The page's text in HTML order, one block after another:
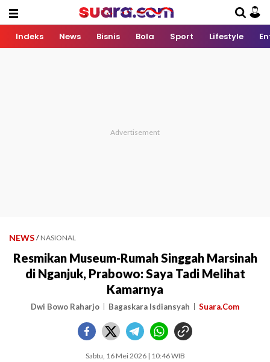
Indeks News Bisnis Bola Sport Lifestyle
NEWS / NASIONAL
Resmikan Museum-Rumah Singgah Marsinah
di Nganjuk, Prabowo: Saya Tadi Melihat
Kamarnya
Dwi Bowo Raharjo Bagaskara Isdiansyah Suara.Com
Sabtu, 16 Mei 2026 | 10:46 WIB